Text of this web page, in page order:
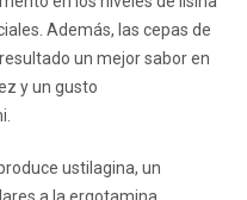
Además, las cepas de
un mejor sabor en
y un gusto
ustilagina, un